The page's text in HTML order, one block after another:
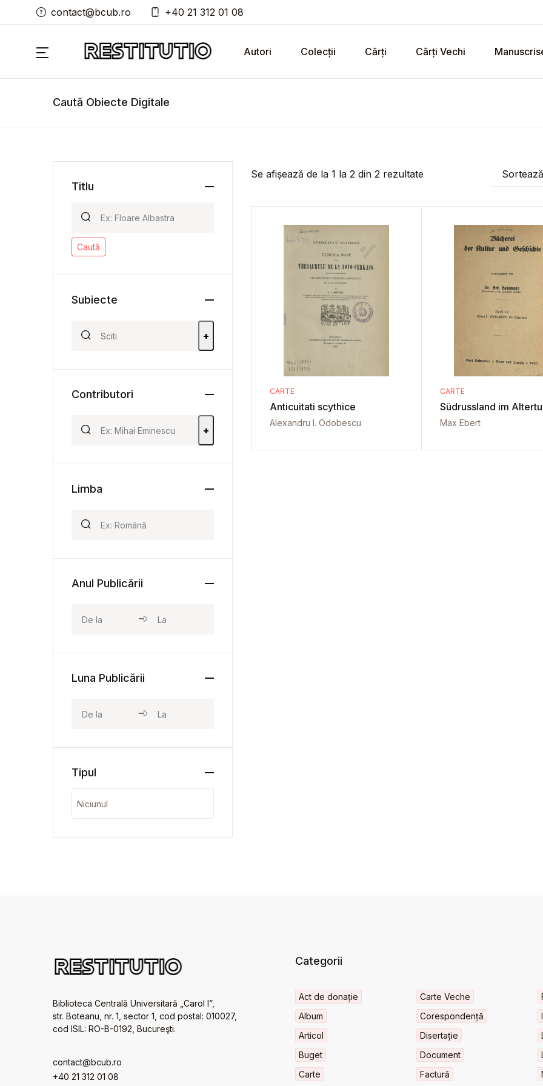
contact@bcub.ro +40 21 312 01 08
Autori Colecții Cărți Cărți Vechi
Caută Obiecte Digitale
Se afișează de la 1 la 2din 2rezultate
CARTE
Anticuitati scythice
Alexandru I. Odobescu
CARTE
Südrussland im
Max Ebert
Titlu
Caută
Subiecte
+
Contributori
+
Limba
Anul Publicării
Luna Publicării
Tipul
Biblioteca Centrală Universitară „Carol I”,
str. Boteanu, nr. 1, sector 1, cod postal: 010027,
cod ISIL: RO-B-0192, Bucureşti.
contact@bcub.ro
+40 21 312 01 08
Categorii
Act de donație
Album
Articol
Buget
Carte
Carte Veche
Corespondență
Disertație
Document
Factură